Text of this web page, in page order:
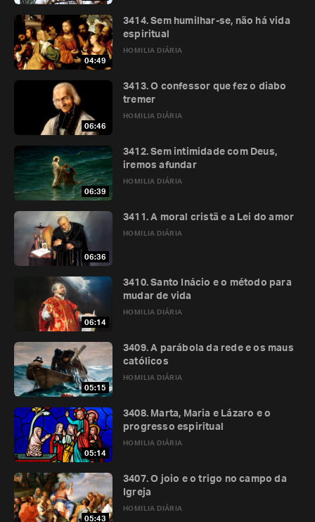
04:49
HOMILIA DIÁRIA
3414. Sem humilhar-se, não há vida
espiritual
06:46
HOMILIA DIÁRIA
3413. O confessor que fez o diabo
tremer
06:39
HOMILIA DIÁRIA
3412. Sem intimidade com Deus,
iremos afundar
06:36
HOMILIA DIÁRIA
3411. A moral cristã e a Lei do amor
06:14
HOMILIA DIÁRIA
3410. Santo Inácio e o método para
mudar de vida
05:15
HOMILIA DIÁRIA
3409. A parábola da rede e os maus
católicos
05:14
HOMILIA DIÁRIA
3408. Marta, Maria e Lázaro e o
progresso espiritual
05:43
HOMILIA DIÁRIA
3407. O joio e o trigo no campo da
Igreja